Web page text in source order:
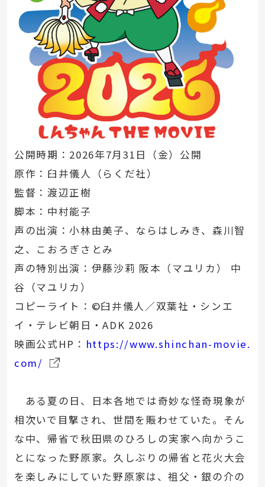
公開時期：2026年7月31日（金）公開
原作：臼井儀人（らくだ社）
監督：渡辺正樹
脚本：中村能子
声の出演：小林由美子、ならはしみき、森川智
之、こおろぎさとみ
声の特別出演：伊藤沙莉 阪本（マユリカ） 中
谷（マユリカ）
コピーライト：©臼井儀人／双葉社・シンエ
イ・テレビ朝日・ADK 2026
映画公式HP： https://www.shinchan-movie.
com/
ある夏の日、日本各地では奇妙な怪奇現象が
相次いで目撃され、世間を賑わせていた。そん
な中、帰省で秋田県のひろしの実家へ向かうこ
とになった野原家。久しぶりの帰省と花火大会
を楽しみにしていた野原家は、祖父・銀の介の